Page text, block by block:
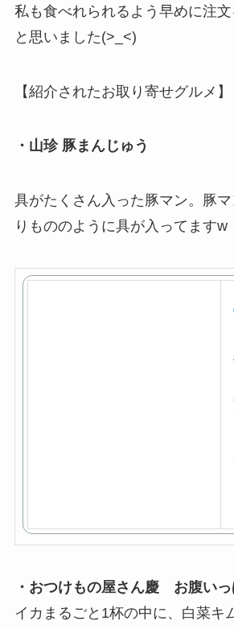
私も食べれられるよう早めに注
と思いました(>_<)
【紹介されたお取り寄せグルメ】
・山珍 豚まんじゅう
具がたくさん入った豚マン。豚
りもののように具が入ってますw
・おつけもの屋さん慶 お腹い
イカまるごと1杯の中に、白菜キ